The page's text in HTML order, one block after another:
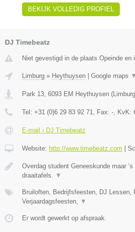
BEKIJK VOLLEDIG PROFIEL
DJ Timebeatz
Niet gevestigd in de plaats Opeinde en
Limburg » Heythuysen Google maps ▼
Park 13, 6093 EM Heythuysen (Limburg
Tel: +31 (0)6 29 83 92 71, Fax: -, KvK:
E-mail › DJ Timebeatz
Website: http://www.timebeatz.com
Overdag student Geneeskunde maar
draaitafels. ▼
Bruiloften, Bedrijfsfeesten, DJ Lessen,
Verjaardagsfeesten, ▼
Er wordt gewerkt op afspraak.